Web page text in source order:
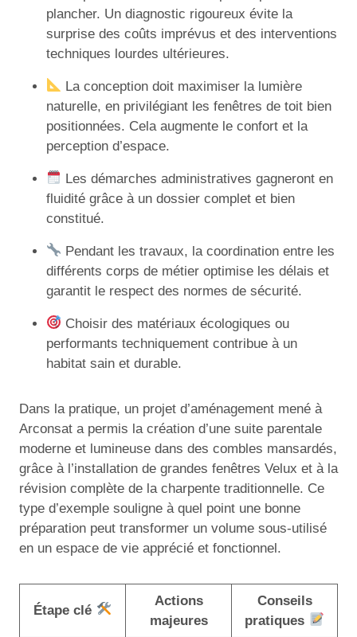
plancher. Un diagnostic rigoureux évite la
surprise des coûts imprévus et des interventions
techniques lourdes ultérieures.
La conception doit maximiser la lumière
naturelle, en privilégiant les fenêtres de toit bien
positionnées. Cela augmente le confort et la
perception d’espace.
Les démarches administratives gagneront en
fluidité grâce à un dossier complet et bien
constitué.
Pendant les travaux, la coordination entre les
différents corps de métier optimise les délais et
garantit le respect des normes de sécurité.
Choisir des matériaux écologiques ou
performants techniquement contribue à un
habitat sain et durable.
Dans la pratique, un projet d’aménagement mené à
Arconsat a permis la création d’une suite parentale
moderne et lumineuse dans des combles mansardés,
grâce à l’installation de grandes fenêtres Velux et à la
révision complète de la charpente traditionnelle. Ce
type d’exemple souligne à quel point une bonne
préparation peut transformer un volume sous-utilisé
en un espace de vie apprécié et fonctionnel.
Étape clé
Actions
majeures
Conseils
pratiques